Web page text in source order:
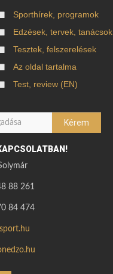
Sporthírek, programok
Edzések, tervek, tanácsok
Tesztek, felszerelések
Az oldal tartalma
Test, review (EN)
88 261
84 474